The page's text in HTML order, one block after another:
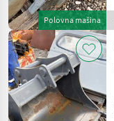
Polovna mašina